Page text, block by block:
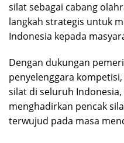
silat sebagai cabang
langkah strategis untuk
Indonesia kepada
Dengan dukungan
penyelenggara
silat di seluruh
menghadirkan pencak
terwujud pada masa